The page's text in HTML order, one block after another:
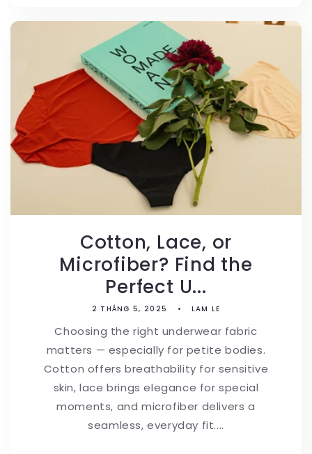
Cotton, Lace, or
Microfiber? Find the
Perfect U...
2 THÁNG 5, 2025 LAM LE
Choosing the right underwear fabric
matters — especially for petite bodies.
Cotton offers breathability for sensitive
skin, lace brings elegance for special
moments, and microfiber delivers a
seamless, everyday fit....